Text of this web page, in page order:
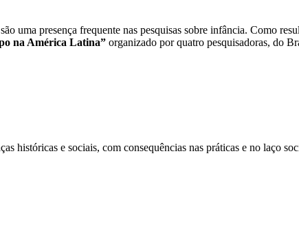
uma presença frequente nas pesquisas sobre infância. Como
na América Latina” organizado por quatro pesquisadoras, do
históricas e sociais, com consequências nas práticas e no laço